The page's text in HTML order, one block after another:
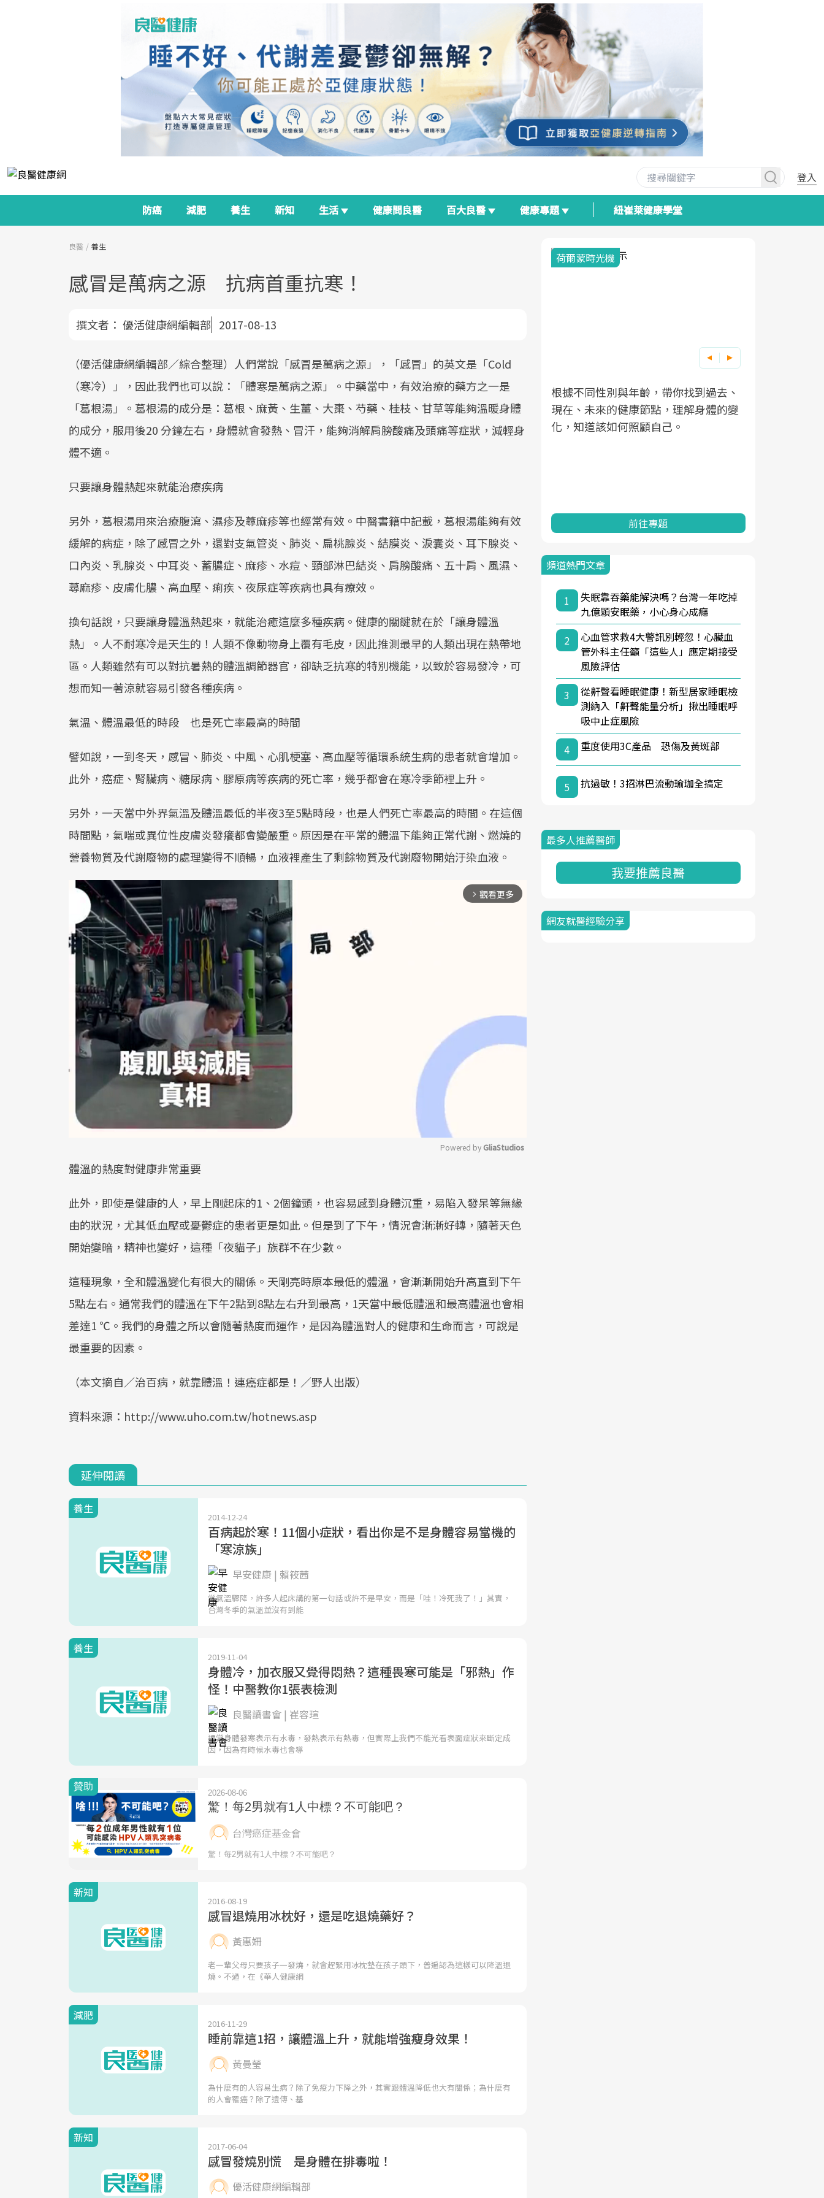
登入
防癌 減肥 養生 新知 生活 健康問良醫 百大良醫 健康專題 紐崔萊健康學堂
良醫 養生
感冒是萬病之源 抗病首重抗寒！
撰文者： 優活健康網編輯部 2017-08-13
（優活健康網編輯部／綜合整理）人們常說「感冒是萬病之源」，「感冒」的英文是「Cold
（寒冷）」，因此我們也可以說：「體寒是萬病之源」。中藥當中，有效治療的藥方之一是
「葛根湯」。葛根湯的成分是：葛根、麻黃、生薑、大棗、芍藥、桂枝、甘草等能夠溫暖身體
的成分，服用後20 分鐘左右，身體就會發熱、冒汗，能夠消解肩膀酸痛及頭痛等症狀，減輕身
體不適。
只要讓身體熱起來就能治療疾病
另外，葛根湯用來治療腹瀉、濕疹及蕁麻疹等也經常有效。中醫書籍中記載，葛根湯能夠有效
緩解的病症，除了感冒之外，還對支氣管炎、肺炎、扁桃腺炎、結膜炎、淚囊炎、耳下腺炎、
口內炎、乳腺炎、中耳炎、蓄膿症、麻疹、水痘、頸部淋巴結炎、肩膀酸痛、五十肩、風濕、
蕁麻疹、皮膚化膿、高血壓、痢疾、夜尿症等疾病也具有療效。
換句話說，只要讓身體溫熱起來，就能治癒這麼多種疾病。健康的關鍵就在於「讓身體溫
熱」。人不耐寒冷是天生的！人類不像動物身上覆有毛皮，因此推測最早的人類出現在熱帶地
區。人類雖然有可以對抗暑熱的體溫調節器官，卻缺乏抗寒的特別機能，以致於容易發冷，可
想而知一著涼就容易引發各種疾病。
氣溫、體溫最低的時段 也是死亡率最高的時間
譬如說，一到冬天，感冒、肺炎、中風、心肌梗塞、高血壓等循環系統生病的患者就會增加。
此外，癌症、腎臟病、糖尿病、膠原病等疾病的死亡率，幾乎都會在寒冷季節裡上升。
另外，一天當中外界氣溫及體溫最低的半夜3至5點時段，也是人們死亡率最高的時間。在這個
時間點，氣喘或異位性皮膚炎發癢都會變嚴重。原因是在平常的體溫下能夠正常代謝、燃燒的
營養物質及代謝廢物的處理變得不順暢，血液裡產生了剩餘物質及代謝廢物開始汙染血液。
arrow_forward_ios 觀看更多
Powered by GliaStudios
體溫的熱度對健康非常重要
此外，即使是健康的人，早上剛起床的1、2個鐘頭，也容易感到身體沉重，易陷入發呆等無緣
由的狀況，尤其低血壓或憂鬱症的患者更是如此。但是到了下午，情況會漸漸好轉，隨著天色
開始變暗，精神也變好，這種「夜貓子」族群不在少數。
這種現象，全和體溫變化有很大的關係。天剛亮時原本最低的體溫，會漸漸開始升高直到下午
5點左右。通常我們的體溫在下午2點到8點左右升到最高，1天當中最低體溫和最高體溫也會相
差達1 ℃。我們的身體之所以會隨著熱度而運作，是因為體溫對人的健康和生命而言，可說是
最重要的因素。
（本文摘自／治百病，就靠體溫！連癌症都是！／野人出版）
資料來源：http://www.uho.com.tw/hotnews.asp
延伸閱讀
養生
2014-12-24
百病起於寒！11個小症狀，看出你是不是身體容易當機的
「寒涼族」
早安健康 | 賴筱茜
當氣溫驟降，許多人起床講的第一句話或許不是早安，而是「哇！冷死我了！」其實，
台灣冬季的氣溫並沒有到能
養生
2019-11-04
身體冷，加衣服又覺得悶熱？這種畏寒可能是「邪熱」作
怪！中醫教你1張表檢測
良醫讀書會 | 崔容瑄
通常身體發寒表示有水毒，發熱表示有熱毒，但實際上我們不能光看表面症狀來斷定成
因，因為有時候水毒也會導
新知
2016-08-19
感冒退燒用冰枕好，還是吃退燒藥好？
黃惠姍
老一輩父母只要孩子一發燒，就會趕緊用冰枕墊在孩子頭下，普遍認為這樣可以降溫退
燒。不過，在《華人健康網
減肥
2016-11-29
睡前靠這1招，讓體溫上升，就能增強瘦身效果！
黃曼瑩
為什麼有的人容易生病？除了免疫力下降之外，其實跟體溫降低也大有關係；為什麼有
的人會罹癌？除了遺傳、基
新知
2017-06-04
感冒發燒別慌 是身體在排毒啦！
優活健康網編輯部
面對超高齡社會的浪潮，台灣正在快速
邁向「健康照護」的新時代。隨著國家
政策如「健康台灣推動委員會」與「長
前往專題
2025年，就到良醫生活祭體驗「一站式
健康新生活」，從講座、體驗到運動，
全面啟動你的健康革命！
前往專題
良醫健康網從「換季的身體變化」出
發，透過醫學觀點與日常感受的對話，
建立對亞健康的認知，進而引導實際的
前往專題
荷爾蒙時光機
根據不同性別與年齡，帶你找到過去、
現在、未來的健康節點，理解身體的變
化，知道該如何照顧自己。
前往專題
頻道熱門文章
1
失眠靠吞藥能解決嗎？台灣一年吃掉
九億顆安眠藥，小心身心成癮
2
心血管求救4大警訊別輕忽！心臟血
管外科主任籲「這些人」應定期接受
風險評估
3
從鼾聲看睡眠健康！新型居家睡眠檢
測納入「鼾聲能量分析」揪出睡眠呼
吸中止症風險
4
重度使用3C產品 恐傷及黃斑部
5 抗過敏！3招淋巴流動瑜珈全搞定
最多人推薦醫師
我要推薦良醫
網友就醫經驗分享